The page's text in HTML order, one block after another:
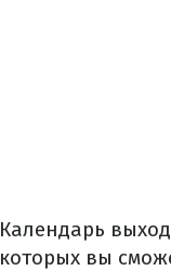
Календарь
которых вы